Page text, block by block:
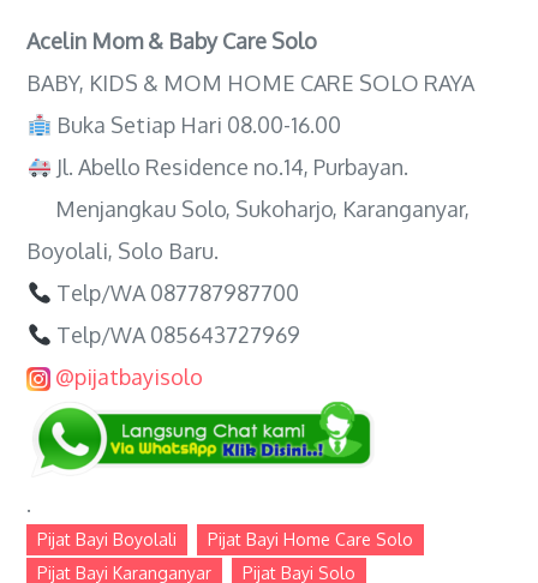
Acelin Mom & Baby Care Solo
BABY, KIDS & MOM HOME CARE SOLO RAYA
Buka Setiap Hari 08.00-16.00
Jl. Abello Residence no.14, Purbayan.
Menjangkau Solo, Sukoharjo, Karanganyar,
Boyolali, Solo Baru.
Telp/WA 087787987700
Telp/WA 085643727969
@pijatbayisolo
.
Pijat Bayi Boyolali
Pijat Bayi Home Care Solo
Pijat Bayi Karanganyar
Pijat Bayi Solo